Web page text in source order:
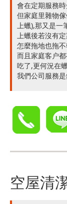
會在定期服務
但家庭里雜物
上蠟),那又是一
上蠟後若沒有
怎麼拖地也拖
而且家庭客户
吃了,更何況在
我們公司服務
空屋清